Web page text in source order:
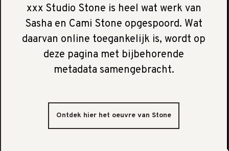
xxx Studio Stone is heel wat werk van
Sasha en Cami Stone opgespoord. Wat
daarvan online toegankelijk is, wordt op
deze pagina met bijbehorende
metadata samengebracht.
Ontdek hier het oeuvre van Stone